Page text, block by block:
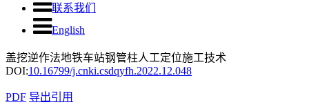
联系我们
English
盖挖逆作法地铁车站钢管柱人工定位施工技术
DOI:10.16799/j.cnki.csdqyfh.2022.12.048
PDF 导出引用